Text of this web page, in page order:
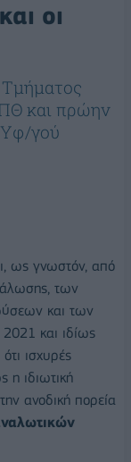
οι
και πρώην
Υφ/γού
ως γνωστόν, από
των
και των
και ιδίως
ισχυρές
η ιδιωτική
ανοδική πορεία